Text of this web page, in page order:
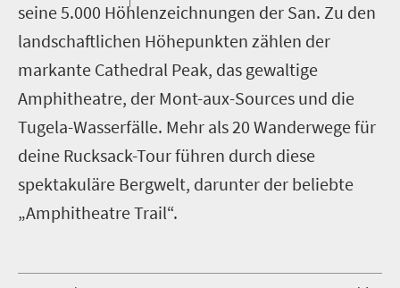
seine 5.000 Höhlenzeichnungen der San. Zu den
landschaftlichen Höhepunkten zählen der
markante Cathedral Peak, das gewaltige
Amphitheatre, der Mont-aux-Sources und die
Tugela-Wasserfälle. Mehr als 20 Wanderwege für
deine Rucksack-Tour führen durch diese
spektakuläre Bergwelt, darunter der beliebte
„Amphitheatre Trail“.